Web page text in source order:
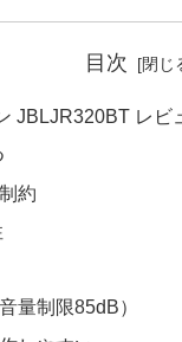
目次
JBLJR320BT レ
約
量制限85dB）